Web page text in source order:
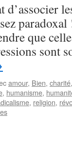
que
sont
amour, Bien, charité
, humanisme,
, religion,